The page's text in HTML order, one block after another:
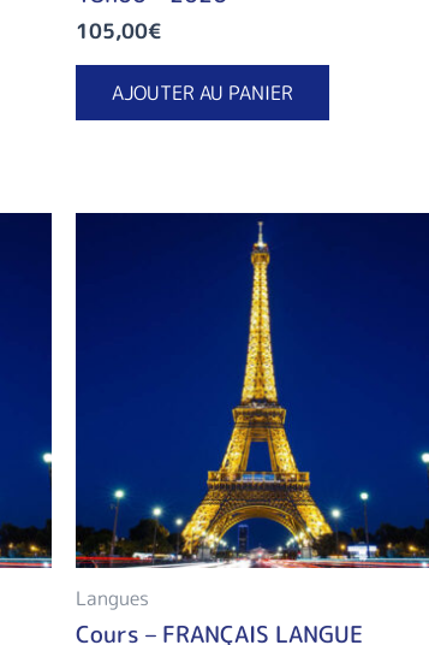
105,00€
AJOUTER AU PANIER
Langues
Cours – FRANÇAIS LANGUE